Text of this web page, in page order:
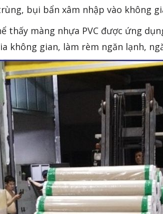
bụi bẩn xâm nhập vào không
thấy màng nhựa PVC được ứng
không gian, làm rèm ngăn lạnh,